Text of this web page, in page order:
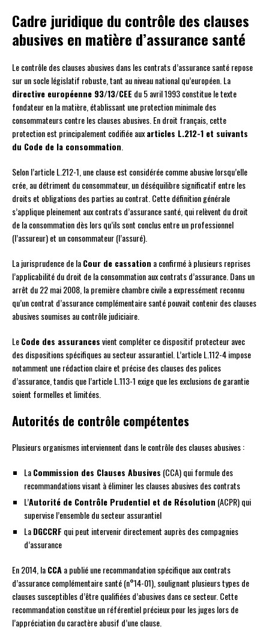
Cadre juridique du contrôle des clauses
abusives en matière d’assurance santé
Le contrôle des clauses abusives dans les contrats d’assurance santé repose
sur un socle législatif robuste, tant au niveau national qu’européen. La
directive européenne 93/13/CEE du 5 avril 1993 constitue le texte
fondateur en la matière, établissant une protection minimale des
consommateurs contre les clauses abusives. En droit français, cette
protection est principalement codifiée auxarticles L.212-1 et suivants
du Code de la consommation.
Selon l’article L.212-1, une clause est considérée comme abusive lorsqu’elle
crée, au détriment du consommateur, un déséquilibre significatif entre les
droits et obligations des parties au contrat. Cette définition générale
s’applique pleinement aux contrats d’assurance santé, qui relèvent du droit
de la consommation dès lors qu’ils sont conclus entre un professionnel
(l’assureur) et un consommateur (l’assuré).
La jurisprudence de laCour de cassation a confirmé à plusieurs reprises
l’applicabilité du droit de la consommation aux contrats d’assurance. Dans un
arrêt du 22 mai 2008, la première chambre civile a expressément reconnu
qu’un contrat d’assurance complémentaire santé pouvait contenir des clauses
abusives soumises au contrôle judiciaire.
LeCode des assurancesvient compléter ce dispositif protecteur avec
des dispositions spécifiques au secteur assurantiel. L’article L.112-4 impose
notamment une rédaction claire et précise des clauses des polices
d’assurance, tandis que l’article L.113-1 exige que les exclusions de garantie
soient formelles et limitées.
Autorités de contrôle compétentes
Plusieurs organismes interviennent dans le contrôle des clauses abusives :
LaCommission des Clauses Abusives (CCA) qui formule des
recommandations visant à éliminer les clauses abusives des contrats
L’Autorité de Contrôle Prudentiel et de Résolution (ACPR) qui
supervise l’ensemble du secteur assurantiel
LaDGCCRF qui peut intervenir directement auprès des compagnies
d’assurance
En 2014, laCCAa publié une recommandation spécifique aux contrats
d’assurance complémentaire santé (n°14-01), soulignant plusieurs types de
clauses susceptibles d’être qualifiées d’abusives dans ce secteur. Cette
recommandation constitue un référentiel précieux pour les juges lors de
l’appréciation du caractère abusif d’une clause.